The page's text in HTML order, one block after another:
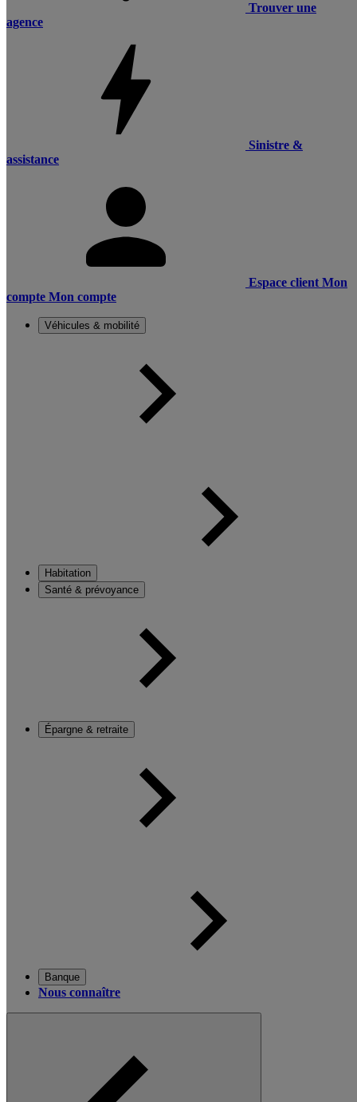
Trouver une
agence
Sinistre &
assistance
Espace client Mon
compte Mon compte
Véhicules & mobilité
Habitation
Santé & prévoyance
Épargne & retraite
Banque
Nous connaître